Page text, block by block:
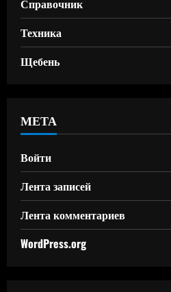
Техника
Щебень
МЕТА
Войти
Лента записей
Лента комментариев
WordPress.org